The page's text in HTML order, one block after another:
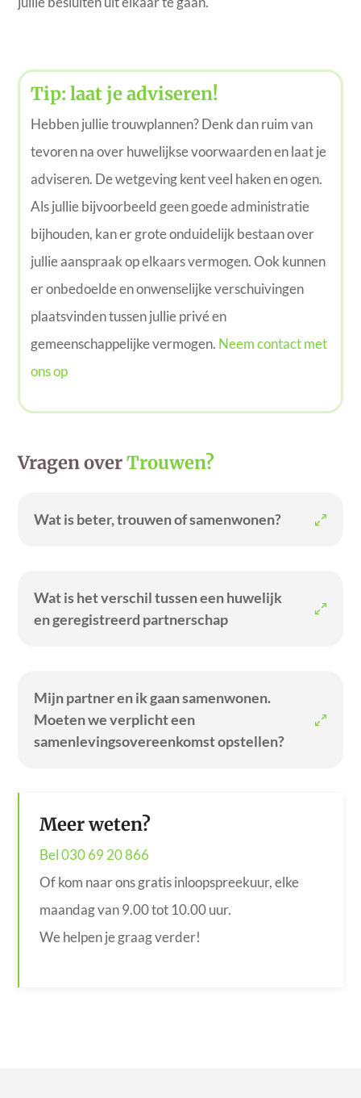
Tip: laat je adviseren!
Hebben jullie trouwplannen? Denk dan ruim van
tevoren na over huwelijkse voorwaarden en laat je
adviseren. De wetgeving kent veel haken en ogen.
Als jullie bijvoorbeeld geen goede administratie
bijhouden, kan er grote onduidelijk bestaan over
jullie aanspraak op elkaars vermogen. Ook kunnen
er onbedoelde en onwenselijke verschuivingen
plaatsvinden tussen jullie privé en
gemeenschappelijke vermogen. Neem contact met
ons op
Vragen overTrouwen?
Wat is beter, trouwen of samenwonen?
Wat is het verschil tussen een huwelijk
en geregistreerd partnerschap
Mijn partner en ik gaan samenwonen.
Moeten we verplicht een
samenlevingsovereenkomst opstellen?
Meer weten?
Bel 030 69 20 866
Of kom naar ons gratis inloopspreekuur, elke
maandag van 9.00 tot 10.00 uur.
We helpen je graag verder!